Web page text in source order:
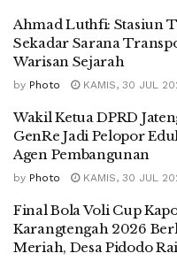
Ahmad Luthfi: Stasiun
Sekadar Sarana
Warisan Sejarah
by Photo KAMIS, 30 JUL
Wakil Ketua DPRD
GenRe Jadi Pelopor
Agen Pembangunan
by Photo KAMIS, 30 JUL
Final Bola Voli Cup
Karangtengah 2026
Meriah, Desa Pidodo